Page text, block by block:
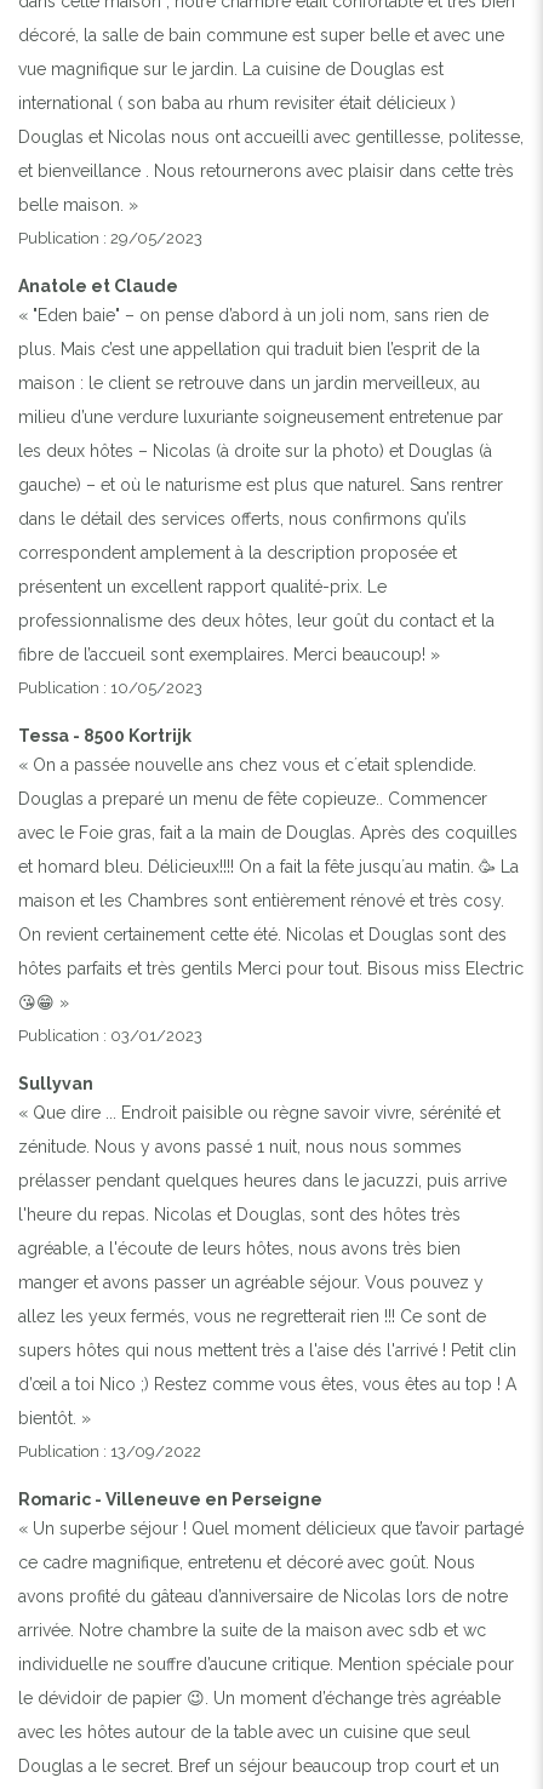
décoré, la salle de bain commune est super belle et avec une
vue magnifique sur le jardin. La cuisine de Douglas est
international ( son baba au rhum revisiter était délicieux )
Douglas et Nicolas nous ont accueilli avec gentillesse, politesse,
et bienveillance . Nous retournerons avec plaisir dans cette très
belle maison. »
Publication : 29/05/2023
Anatole et Claude
« "Eden baie" – on pense d’abord à un joli nom, sans rien de
plus. Mais c’est une appellation qui traduit bien l’esprit de la
maison : le client se retrouve dans un jardin merveilleux, au
milieu d’une verdure luxuriante soigneusement entretenue par
les deux hôtes – Nicolas (à droite sur la photo) et Douglas (à
gauche) – et où le naturisme est plus que naturel. Sans rentrer
dans le détail des services offerts, nous confirmons qu’ils
correspondent amplement à la description proposée et
présentent un excellent rapport qualité-prix. Le
professionnalisme des deux hôtes, leur goût du contact et la
fibre de l’accueil sont exemplaires. Merci beaucoup! »
Publication : 10/05/2023
Tessa - 8500 Kortrijk
« On a passée nouvelle ans chez vous et c´etait splendide.
Douglas a preparé un menu de fête copieuze.. Commencer
avec le Foie gras, fait a la main de Douglas. Après des coquilles
et homard bleu. Délicieux!!!! On a fait la fête jusqu´au matin. 🥳 La
maison et les Chambres sont entièrement rénové et très cosy.
On revient certainement cette été. Nicolas et Douglas sont des
hôtes parfaits et très gentils Merci pour tout. Bisous miss Electric
😘😁 »
Publication : 03/01/2023
Sullyvan
« Que dire ... Endroit paisible ou règne savoir vivre, sérénité et
zénitude. Nous y avons passé 1 nuit, nous nous sommes
prélasser pendant quelques heures dans le jacuzzi, puis arrive
l'heure du repas. Nicolas et Douglas, sont des hôtes très
agréable, a l'écoute de leurs hôtes, nous avons très bien
manger et avons passer un agréable séjour. Vous pouvez y
allez les yeux fermés, vous ne regretterait rien !!! Ce sont de
supers hôtes qui nous mettent très a l'aise dés l'arrivé ! Petit clin
d’œil a toi Nico ;) Restez comme vous êtes, vous êtes au top ! A
bientôt. »
Publication : 13/09/2022
Romaric - Villeneuve en Perseigne
« Un superbe séjour ! Quel moment délicieux que t’avoir partagé
ce cadre magnifique, entretenu et décoré avec goût. Nous
avons profité du gâteau d’anniversaire de Nicolas lors de notre
arrivée. Notre chambre la suite de la maison avec sdb et wc
individuelle ne souffre d’aucune critique. Mention spéciale pour
le dévidoir de papier 😉. Un moment d’échange très agréable
avec les hôtes autour de la table avec un cuisine que seul
Douglas a le secret. Bref un séjour beaucoup trop court et un